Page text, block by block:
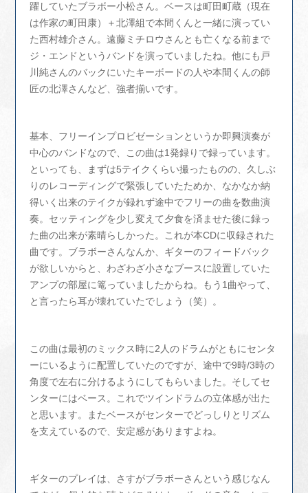
躍していたブラボー小松さん。ベースは町田町蔵（現在
は作家の町田康）＋北澤組で本間くんと一緒に演ってい
た西村雄介さん。遠藤ミチロウさんとも亡くなる前まで
ジ・エンドというバンドを演っていましたね。他にも戸
川純さんのバックにいたキーボードの人や本間くんの師
匠の北澤さんなど、強者揃いです。
基本、フリーインプロビゼーションというか即興演奏が
中心のバンドなので、この曲は1発録りで録っています。
といっても、まずは5テイクくらい撮ったものの、久しぶ
りのレコーディングで緊張していたためか、なかなか納
得いく出来のテイクが録れず途中でフリーの曲を数曲演
奏。セッティングを少し変えて夕食を済ませた後に録っ
た曲の出来が素晴らしかった。これが本CDに収録された
曲です。ブラボーさんなんか、ギターのフィードバック
が欲しいからと、わざわざ小さなブースに設置していた
アンプの部屋に篭っていましたからね。もう1曲やって、
と言ったら耳が壊れていたでしょう（笑）。
この曲は最初のミックス時に2人のドラムがともにセンタ
ーにいるように配置していたのですが、途中で9時/3時の
角度で左右に分けるようにしてもらいました。そしてセ
ンターにはベース。これでツインドラムの立体感が出た
と思います。またベースがセンターでどっしりとリズム
を支えているので、安定感がありますよね。
ギターのプレイは、さすがブラボーさんという感じなん